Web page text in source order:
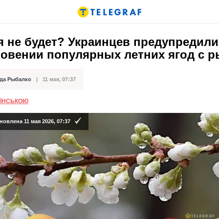
не будет? Украинцев
популярных летних ягод с
Рыбалко 11 мая, 07:37
11 мая 2026, 07:37